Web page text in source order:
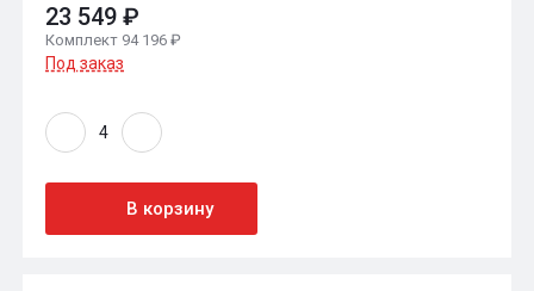
23 549 ₽
Комплект 94 196 ₽
Под заказ
В корзину